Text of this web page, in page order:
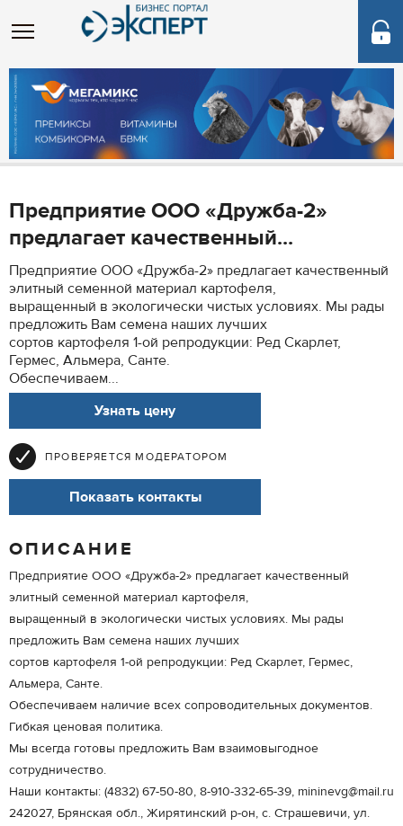
Предприятие ООО «Дружба-2»
предлагает качественный...
Предприятие ООО «Дружба-2» предлагает качественный
элитный семенной материал картофеля,
выращенный в экологически чистых условиях. Мы рады
предложить Вам семена наших лучших
сортов картофеля 1-ой репродукции: Ред Скарлет,
Гермес, Альмера, Санте.
Обеспечиваем...
Узнать цену
ПРОВЕРЯЕТСЯ МОДЕРАТОРОМ
Показать контакты
ОПИСАНИЕ
Предприятие ООО «Дружба-2» предлагает качественный
элитный семенной материал картофеля,
выращенный в экологически чистых условиях. Мы рады
предложить Вам семена наших лучших
сортов картофеля 1-ой репродукции: Ред Скарлет, Гермес,
Альмера, Санте.
Обеспечиваем наличие всех сопроводительных документов.
Гибкая ценовая политика.
Мы всегда готовы предложить Вам взаимовыгодное
сотрудничество.
Наши контакты: (4832) 67-50-80, 8-910-332-65-39, mininevg@mail.ru
242027, Брянская обл., Жирятинский р-он, с. Страшевичи, ул.